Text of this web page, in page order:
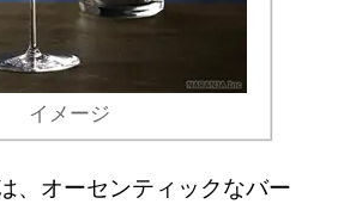
イメージ
、オーセンティックなバー